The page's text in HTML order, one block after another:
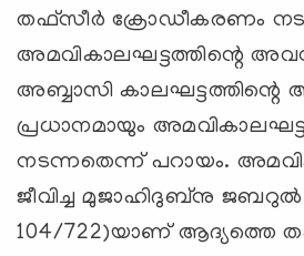
തഫ്‌സീര്‍ ക്രോഡീകരണം
അമവികാലഘട്ടത്തിന്റെ
അബ്ബാസി
പ്രധാനമായും
നടന്നതെന്ന്‌ പറായം.
ജീവിച്ച മുജാഹിദുബ്‌നു ജബറുല്‍
104/722)യാണ്‌ ആദ്യത്തെ